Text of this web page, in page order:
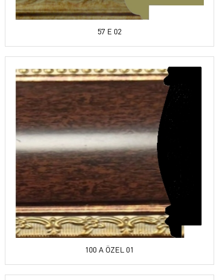
57 E 02
100 A ÖZEL 01